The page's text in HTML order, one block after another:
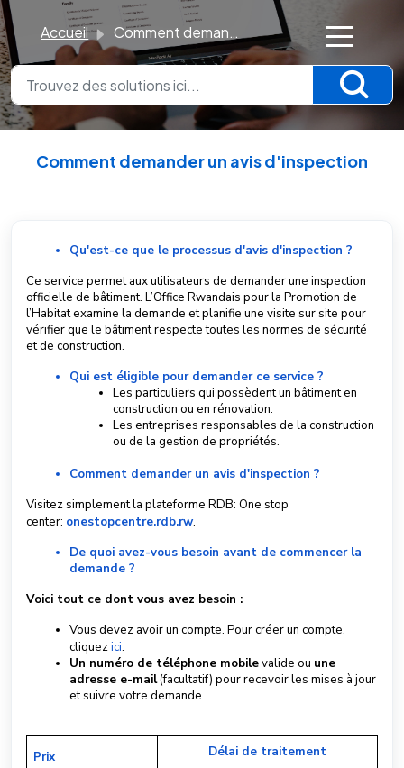
Accueil Comment demander un avis d'inspection
×
K
n
o
g
e
B
a
i
t
c
Comment demander un avis d'inspection
Qu'est-ce que le processus d'avis d'inspection ?
Ce service permet aux utilisateurs de demander une inspection
officielle de bâtiment. L’Office Rwandais pour la Promotion de
l’Habitat examine la demande et planifie une visite sur site pour
vérifier que le bâtiment respecte toutes les normes de sécurité
et de construction.
Qui est éligible pour demander ce service ?
Les particuliers qui possèdent un bâtiment en
construction ou en rénovation.
Les entreprises responsables de la construction
ou de la gestion de propriétés.
Comment demander un avis d'inspection ?
Visitez simplement la plateforme RDB: One stop
center: onestopcentre.rdb.rw.
De quoi avez-vous besoin avant de commencer la
demande ?
Voici tout ce dont vous avez besoin :
Vous devez avoir un compte. Pour créer un compte,
cliquezici.
Un numéro de téléphone mobilevalide ou une
adresse e-mail(facultatif) pour recevoir les mises à jour
et suivre votre demande.
Prix Délai de traitement